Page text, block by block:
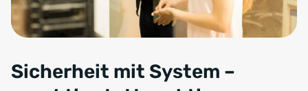
Sicherheit mit System –